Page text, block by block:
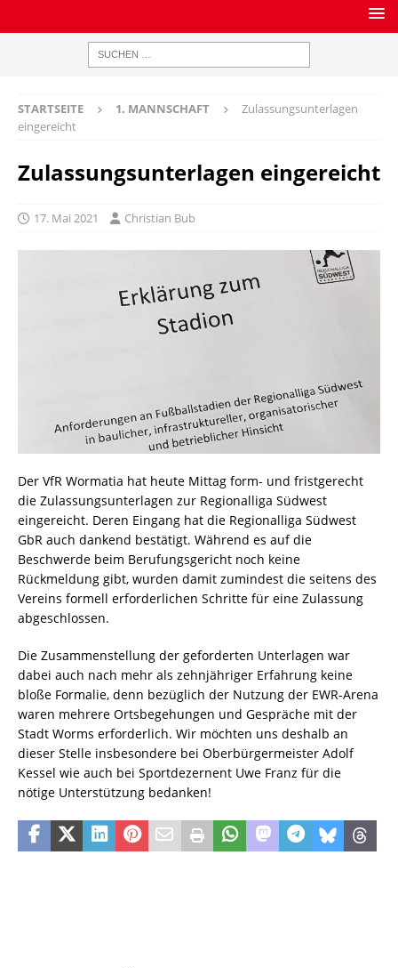
STARTSEITE 1. MANNSCHAFT
Zulassungsunterlagen
eingereicht
Zulassungsunterlagen eingereicht
17. Mai 2021 Christian Bub
Der VfR Wormatia hat heute Mittag form- und fristgerecht
die Zulassungsunterlagen zur Regionalliga Südwest
eingereicht. Deren Eingang hat die Regionalliga Südwest
GbR auch dankend bestätigt. Während es auf die
Beschwerde beim Berufungsgericht noch keine
Rückmeldung gibt, wurden damit zumindest die seitens des
Vereins formell erforderlichen Schritte für eine Zulassung
abgeschlossen.
Die Zusammenstellung der geforderten Unterlagen war
dabei auch nach mehr als zehnjähriger Erfahrung keine
bloße Formalie, denn bezüglich der Nutzung der EWR-Arena
waren mehrere Ortsbegehungen und Gespräche mit der
Stadt Worms erforderlich. Wir möchten uns deshalb an
dieser Stelle insbesondere bei Oberbürgermeister Adolf
Kessel wie auch bei Sportdezernent Uwe Franz für die
nötige Unterstützung bedanken!